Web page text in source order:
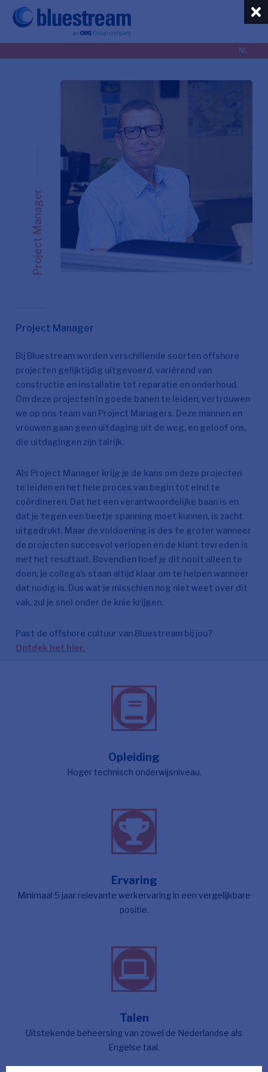
NL
Project Manager
Project Manager
Bij Bluestream worden verschillende soorten offshore
projecten gelijktijdig uitgevoerd, variërend van
constructie en installatie tot reparatie en onderhoud.
Om deze projecten in goede banen te leiden, vertrouwen
we op ons team van Project Managers. Deze mannen en
vrouwen gaan geen uitdaging uit de weg, en geloof ons,
die uitdagingen zijn talrijk.
Als Project Manager krijg je de kans om deze projecten
te leiden en het hele proces van begin tot eind te
coördineren. Dat het een verantwoordelijke baan is en
dat je tegen een beetje spanning moet kunnen, is zacht
uitgedrukt. Maar de voldoening is des te groter wanneer
de projecten succesvol verlopen en de klant tevreden is
met het resultaat. Bovendien hoef je dit nooit alleen te
doen; je collega's staan altijd klaar om te helpen wanneer
dat nodig is. Dus wat je misschien nog niet weet over dit
vak, zul je snel onder de knie krijgen.
Past de offshore cultuur van Bluestream bij jou?
Ontdek het hier.
Opleiding
Hoger technisch onderwijsniveau.
Ervaring
Minimaal 5 jaar relevante werkervaring in een vergelijkbare
positie.
Talen
Uitstekende beheersing van zowel de Nederlandse als
Engelse taal.